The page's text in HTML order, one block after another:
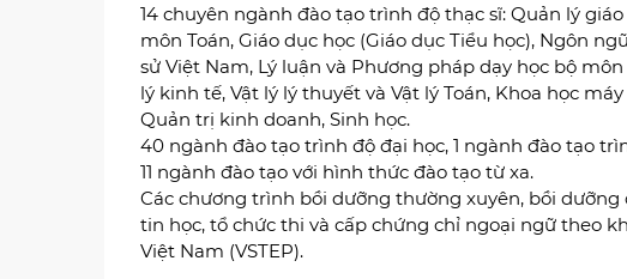
14 chuyên ngành đào tạo trình độ thạc sĩ: Quản lý
môn Toán, Giáo dục học (Giáo dục Tiểu học), Ngôn
sử Việt Nam, Lý luận và Phương pháp dạy học bộ
lý kinh tế, Vật lý lý thuyết và Vật lý Toán, Khoa học
Quản trị kinh doanh, Sinh học.
40 ngành đào tạo trình độ đại học, 1 ngành đào tạo
11 ngành đào tạo với hình thức đào tạo từ xa.
Các chương trình bồi dưỡng thường xuyên, bồi
tin học, tổ chức thi và cấp chứng chỉ ngoại ngữ theo
Việt Nam (VSTEP).